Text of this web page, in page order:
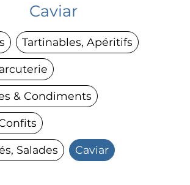
Caviar
Tartinables, Apéritifs
& Condiments
Salades Caviar